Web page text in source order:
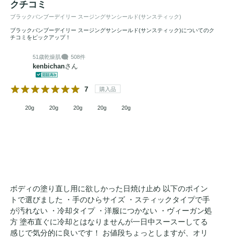
クチコミ
ブラックバンブーデイリー スージングサンシールド(サンスティック)
ブラックバンブーデイリー スージングサンシールド(サンスティック)についてのク
チコミをピックアップ！
51歳乾燥肌 508件
kenbichanさん
7 購入品
20g 20g 20g 20g 20g
ボディの塗り直し用に欲しかった日焼け止め 以下のポイン
トで選びました ・手のひらサイズ ・スティックタイプで手
が汚れない ・冷却タイプ ・洋服につかない ・ヴィーガン処
方 塗布直ぐに冷却とはなりませんが一日中スースーしてる
感じで気分的に良いです！ お値段ちょっとしますが、オリ